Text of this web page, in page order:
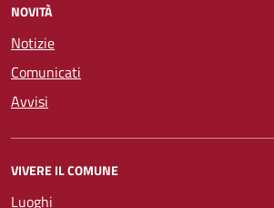
NOVITÀ
Notizie
Comunicati
Avvisi
VIVERE IL COMUNE
Luoghi